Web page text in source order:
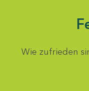
Wie zufrieden